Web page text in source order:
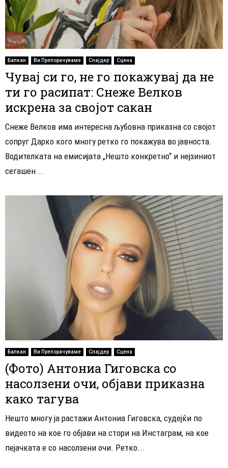
Балкан Ви Препорачуваме Слајдер Сцена
Чувај си го, не го покажувај да не
ти го расипат: Снеже Велков
искрена за својот сакан
Снеже Велков има интересна љубовна приказна со својот
сопруг Дарко кого многу ретко го покажува во јавноста.
Водителката на емисијата „Нешто конкретно“ и нејзиниот
сегашен...
Балкан Ви Препорачуваме Слајдер Сцена
(Фото) Антониа Гиговска со
насолзени очи, објави приказна
како тагува
Нешто многу ја растажи Антониа Гиговска, судејќи по
видеото на кое го објави на стори на Инстаграм, на кое
пејачката е со насолзени очи. Ретко...